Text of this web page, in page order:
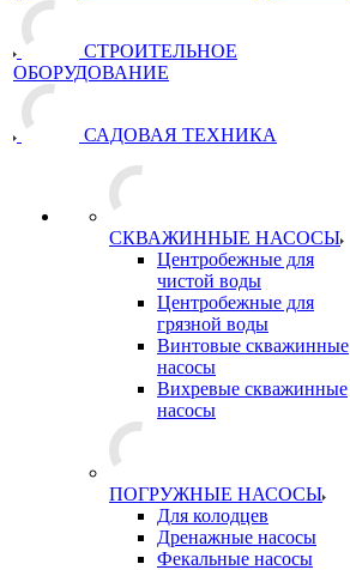
СТРОИТЕЛЬНОЕ
ОБОРУДОВАНИЕ
САДОВАЯ ТЕХНИКА
СКВАЖИННЫЕ НАСОСЫ
Центробежные для
чистой воды
Центробежные для
грязной воды
Винтовые скважинные
насосы
Вихревые скважинные
насосы
ПОГРУЖНЫЕ НАСОСЫ
Для колодцев
Дренажные насосы
Фекальные насосы